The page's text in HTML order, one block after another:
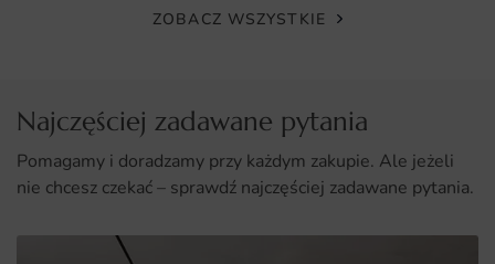
ZOBACZ WSZYSTKIE
Najczęściej zadawane pytania
Pomagamy i doradzamy przy każdym zakupie. Ale jeżeli
nie chcesz czekać – sprawdź najczęściej zadawane pytania.